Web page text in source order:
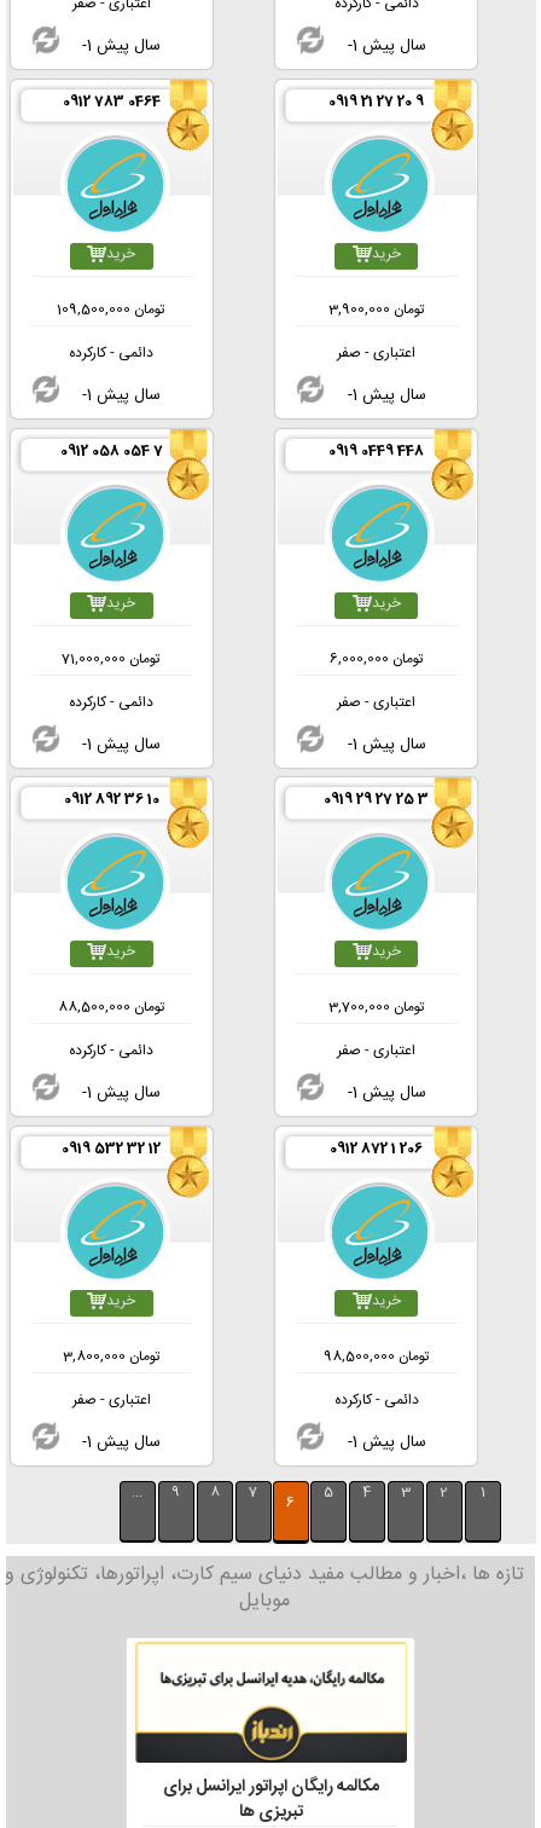
-1 سال پیش -1 سال پیش
0919 21 27 20 9
خرید
3,900,000 تومان
اعتباری - صفر
-1 سال پیش
0912 783 0464
خرید
109,500,000 تومان
دائمی - کارکرده
-1 سال پیش
0919 0449 448
خرید
6,000,000 تومان
اعتباری - صفر
-1 سال پیش
0912 058 054 7
خرید
71,000,000 تومان
دائمی - کارکرده
-1 سال پیش
0919 29 27 25 3
خرید
3,700,000 تومان
اعتباری - صفر
-1 سال پیش
0912 892 36 10
خرید
88,500,000 تومان
دائمی - کارکرده
-1 سال پیش
0912 872 1 206
خرید
98,500,000 تومان
دائمی - کارکرده
-1 سال پیش
0919 532 32 12
خرید
3,800,000 تومان
اعتباری - صفر
-1 سال پیش
1
2
3
4
5
6
7
8
9
...
تازه ها ،اخبار و مطالب مفید دنیای سیم کارت، اپراتورها، تکنولوژی و
موبایل
مکالمه رایگان اپراتور ایرانسل برای
تبریزی ها